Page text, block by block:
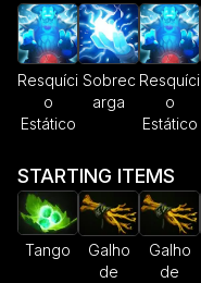
Resquíci
o
Estático
Sobrec
arga
Resquíci
o
Estático
STARTING ITEMS
Tango
Galho
de
Galho
de